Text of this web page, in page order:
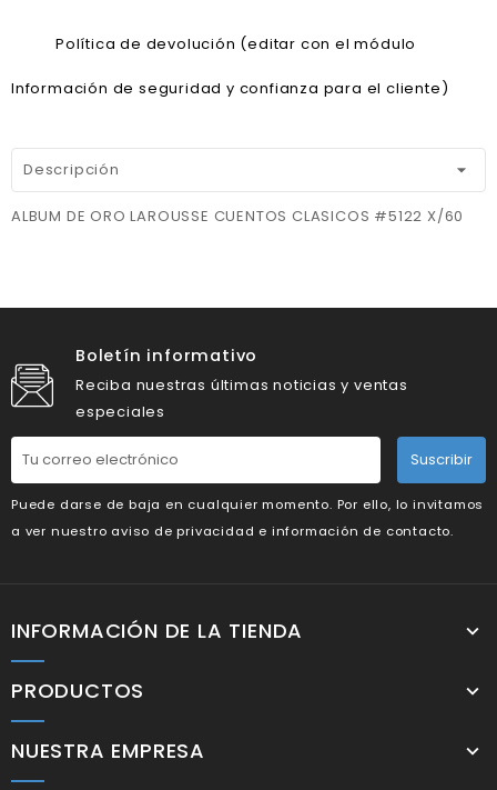
Política de devolución (editar con el módulo
Información de seguridad y confianza para el cliente)
Descripción
ALBUM DE ORO LAROUSSE CUENTOS CLASICOS #5122 X/60
Boletín informativo
Reciba nuestras últimas noticias y ventas
especiales
Suscribir
Puede darse de baja en cualquier momento. Por ello, lo invitamos
a ver nuestro aviso de privacidad e información de contacto.
INFORMACIÓN DE LA TIENDA
PRODUCTOS
NUESTRA EMPRESA